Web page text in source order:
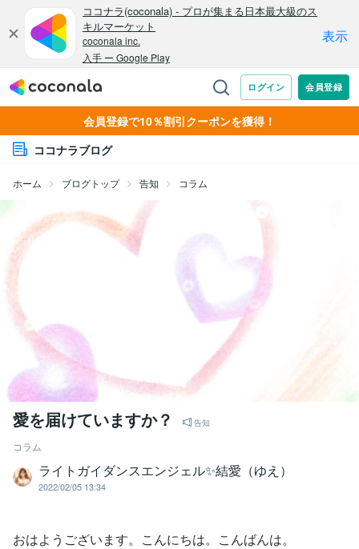
会員登録で10％割引クーポンを獲得！
ココナラブログ
ホーム ブログトップ 告知 コラム
愛を届けていますか？ 告知
コラム
ライトガイダンスエンジェル✨結愛（ゆえ）
2022/02/05 13:34
おはようございます。こんにちは。こんばんは。